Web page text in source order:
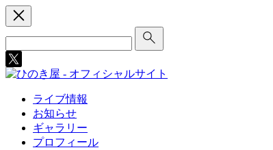
ライブ情報
お知らせ
ギャラリー
プロフィール